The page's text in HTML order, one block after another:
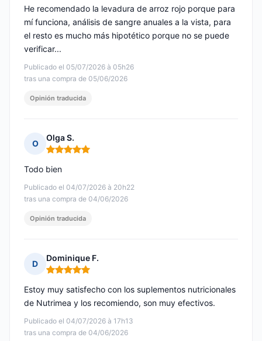
Publicado el 05/07/2026 à 05h26
tras una compra de 05/06/2026
He recomendado la levadura de arroz rojo porque para
mí funciona, análisis de sangre anuales a la vista, para
el resto es mucho más hipotético porque no se puede
verificar...
Opinión traducida
O
Olga S.
Nota: 5 de 5
Publicado el 04/07/2026 à 20h22
tras una compra de 04/06/2026
Todo bien
Opinión traducida
D
Dominique F.
Nota: 5 de 5
Publicado el 04/07/2026 à 17h13
tras una compra de 04/06/2026
Estoy muy satisfecho con los suplementos nutricionales
de Nutrimea y los recomiendo, son muy efectivos.